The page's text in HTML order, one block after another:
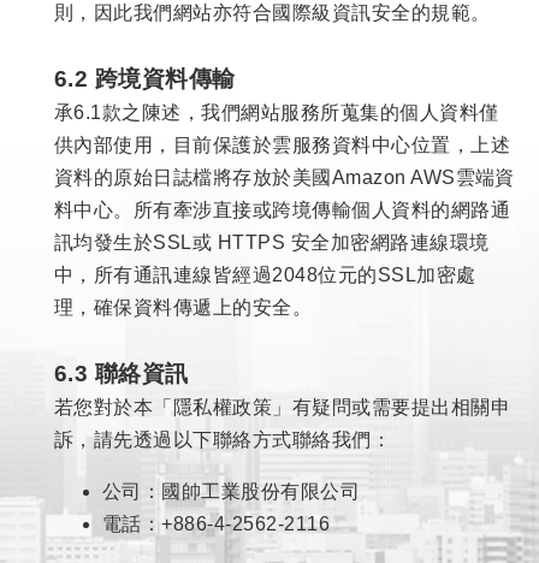
則，因此我們網站亦符合國際級資訊安全的規範。
6.2 跨境資料傳輸
承6.1款之陳述，我們網站服務所蒐集的個人資料僅
供內部使用，目前保護於雲服務資料中心位置，上述
資料的原始日誌檔將存放於美國Amazon AWS雲端資
料中心。所有牽涉直接或跨境傳輸個人資料的網路通
訊均發生於SSL或 HTTPS 安全加密網路連線環境
中，所有通訊連線皆經過2048位元的SSL加密處
理，確保資料傳遞上的安全。
6.3 聯絡資訊
若您對於本「隱私權政策」有疑問或需要提出相關申
訴，請先透過以下聯絡方式聯絡我們：
公司：國帥工業股份有限公司
電話：+886-4-2562-2116